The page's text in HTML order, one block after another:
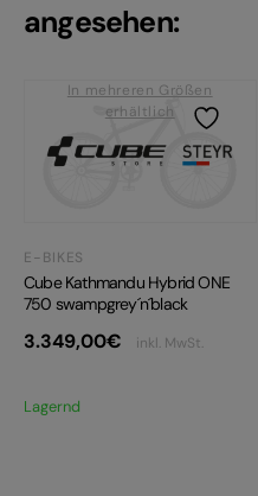
angesehen:
In mehreren Größen
erhältlich
E-BIKES
Cube Kathmandu Hybrid ONE
750 swampgrey´n´black
3.349,00€ inkl. MwSt.
Lagernd